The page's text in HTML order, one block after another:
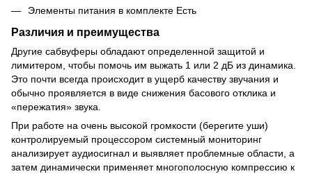
Элементы питания в комплекте Есть
Различия и преимущества
Другие сабвуферы обладают определенной защитой и
лимитером, чтобы помочь им выжать 1 или 2 дБ из динамика.
Это почти всегда происходит в ущерб качеству звучания и
обычно проявляется в виде снижения басового отклика и
«пережатия» звука.
При работе на очень высокой громкости (берегите уши)
контролируемый процессором системный мониторинг
анализирует аудиосигнал и выявляет проблемные области, а
затем динамически применяет многополосную компрессию к